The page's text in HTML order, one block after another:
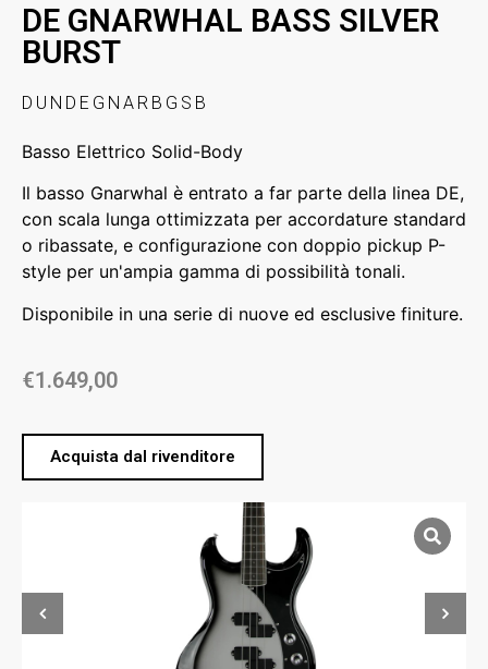
DE GNARWHAL BASS SILVER
BURST
DUNDEGNARBGSB
Basso Elettrico Solid-Body
Il basso Gnarwhal è entrato a far parte della linea DE,
con scala lunga ottimizzata per accordature standard
o ribassate, e configurazione con doppio pickup P-
style per un'ampia gamma di possibilità tonali.
Disponibile in una serie di nuove ed esclusive finiture.
€1.649,00
Acquista dal rivenditore